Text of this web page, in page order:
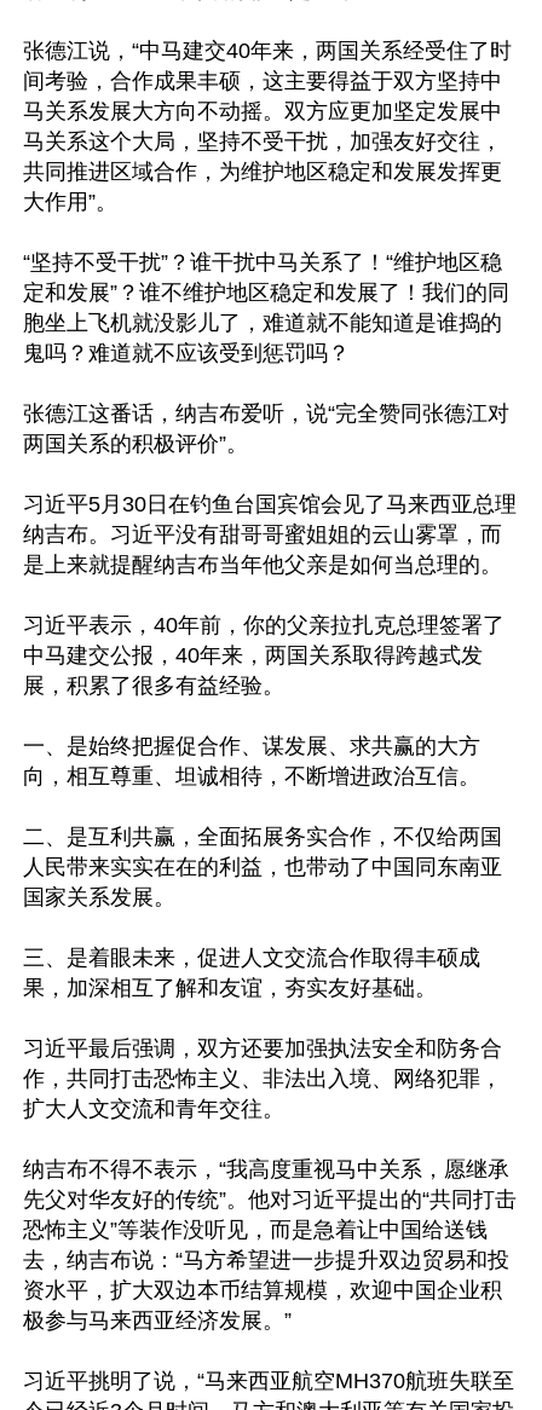
张德江说，“中马建交40年来，两国关系经受住了时
间考验，合作成果丰硕，这主要得益于双方坚持中
马关系发展大方向不动摇。双方应更加坚定发展中
马关系这个大局，坚持不受干扰，加强友好交往，
共同推进区域合作，为维护地区稳定和发展发挥更
大作用”。
“坚持不受干扰”？谁干扰中马关系了！“维护地区稳
定和发展”？谁不维护地区稳定和发展了！我们的同
胞坐上飞机就没影儿了，难道就不能知道是谁捣的
鬼吗？难道就不应该受到惩罚吗？
张德江这番话，纳吉布爱听，说“完全赞同张德江对
两国关系的积极评价”。
习近平5月30日在钓鱼台国宾馆会见了马来西亚总理
纳吉布。习近平没有甜哥哥蜜姐姐的云山雾罩，而
是上来就提醒纳吉布当年他父亲是如何当总理的。
习近平表示，40年前，你的父亲拉扎克总理签署了
中马建交公报，40年来，两国关系取得跨越式发
展，积累了很多有益经验。
一、是始终把握促合作、谋发展、求共赢的大方
向，相互尊重、坦诚相待，不断增进政治互信。
二、是互利共赢，全面拓展务实合作，不仅给两国
人民带来实实在在的利益，也带动了中国同东南亚
国家关系发展。
三、是着眼未来，促进人文交流合作取得丰硕成
果，加深相互了解和友谊，夯实友好基础。
习近平最后强调，双方还要加强执法安全和防务合
作，共同打击恐怖主义、非法出入境、网络犯罪，
扩大人文交流和青年交往。
纳吉布不得不表示，“我高度重视马中关系，愿继承
先父对华友好的传统”。他对习近平提出的“共同打击
恐怖主义”等装作没听见，而是急着让中国给送钱
去，纳吉布说：“马方希望进一步提升双边贸易和投
资水平，扩大双边本币结算规模，欢迎中国企业积
极参与马来西亚经济发展。”
习近平挑明了说，“马来西亚航空MH370航班失联至